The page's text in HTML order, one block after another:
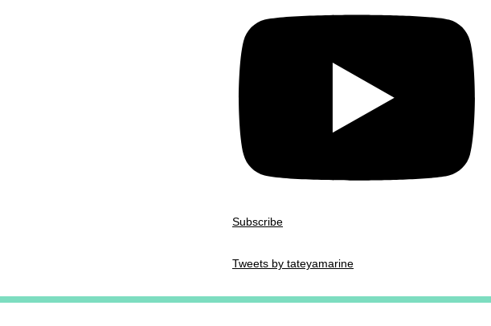
Subscribe
Tweets by tateyamarine